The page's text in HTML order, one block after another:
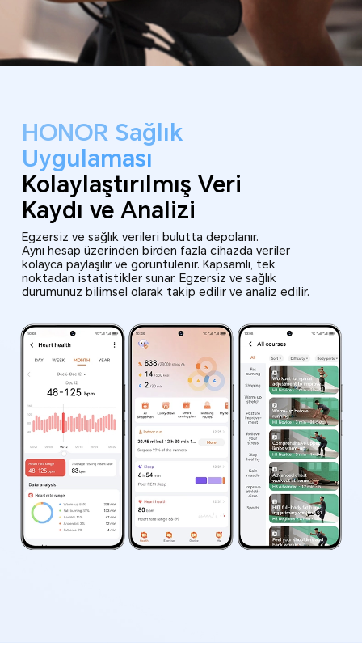
HONOR Sağlık
Uygulaması
Kolaylaştırılmış Veri
Kaydı ve Analizi
Egzersiz ve sağlık verileri bulutta depolanır.
Aynı hesap üzerinden birden fazla cihazda veriler
kolayca paylaşılır ve görüntülenir. Kapsamlı, tek
noktadan istatistikler sunar. Egzersiz ve sağlık
durumunuz bilimsel olarak takip edilir ve analiz edilir.